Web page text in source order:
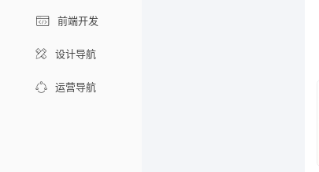
前端开发
设计导航
运营导航